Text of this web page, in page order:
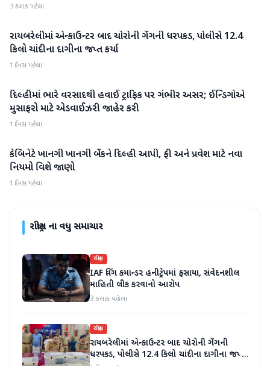
3 કલાક પહેલા
રાષ્ટ્રીય
રાયબરેલીમાં એન્કાઉન્ટર બાદ ચોરોની ગેંગની ધરપકડ, પોલીસે 12.4
કિલો ચાંદીના દાગીના જપ્ત કર્યા
1 દિવસ પહેલા
રાષ્ટ્રીય
દિલ્હીમાં ભારે વરસાદથી હવાઈ ટ્રાફિક પર ગંભીર અસર; ઈન્ડિગોએ
મુસાફરો માટે એડવાઈઝરી જાહેર કરી
1 દિવસ પહેલા
રાષ્ટ્રીય
કેબિનેટે ખાનગી ખાનગી બેંકને દિલ્હી આપી, ફી અને પ્રવેશ માટે નવા
નિયમો વિશે જાણો
1 દિવસ પહેલા
રાષ્ટ્રીયના વધુ સમાચાર
રાષ્ટ્રીય
IAF વિંગ કમાન્ડર હનીટ્રેપમાં ફસાયા, સંવેદનશીલ
માહિતી લીક કરવાનો આરોપ
3 કલાક પહેલા
રાષ્ટ્રીય
રાયબરેલીમાં એન્કાઉન્ટર બાદ ચોરોની ગેંગની
ધરપકડ, પોલીસે 12.4 કિલો ચાંદીના દાગીના જપ્ત